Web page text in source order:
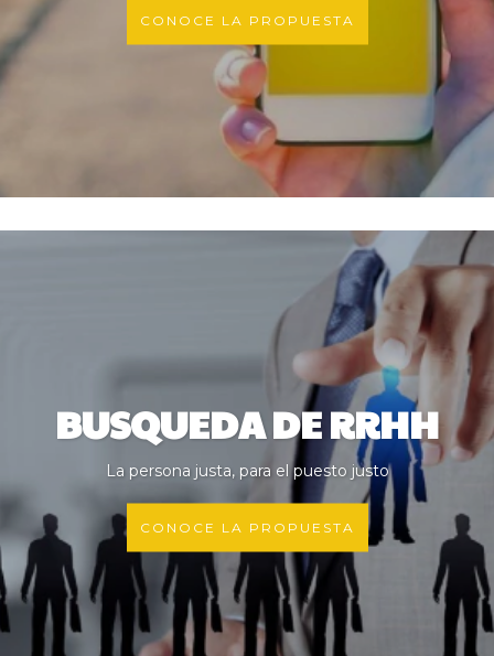
CONOCE LA PROPUESTA
BUSQUEDA DE RRHH
La persona justa, para el puesto justo
CONOCE LA PROPUESTA